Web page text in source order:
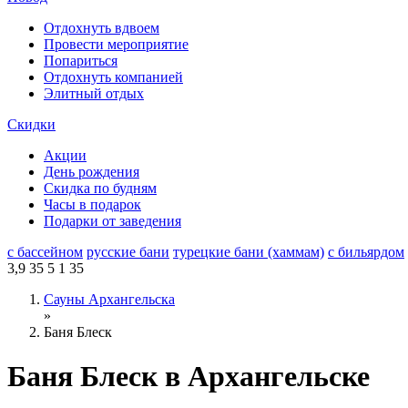
Отдохнуть вдвоем
Провести мероприятие
Попариться
Отдохнуть компанией
Элитный отдых
Скидки
Акции
День рождения
Скидка по будням
Часы в подарок
Подарки от заведения
с бассейном русские бани турецкие бани (хаммам) с бильярдом
3,9 35 5 1 35
Сауны Архангельска
»
Баня Блеск
Баня Блеск в Архангельске